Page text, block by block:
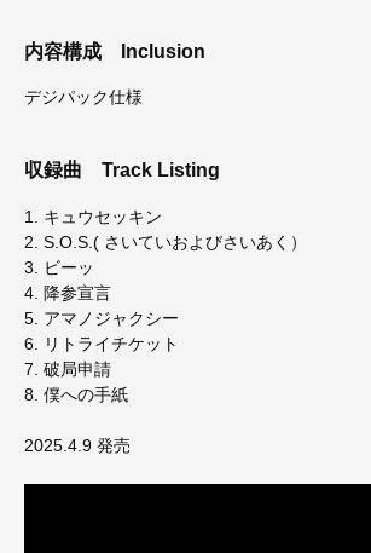
内容構成 Inclusion
デジパック仕様
収録曲 Track Listing
1. キュウセッキン
2. S.O.S.( さいていおよびさいあく）
3. ビーッ
4. 降参宣言
5. アマノジャクシー
6. リトライチケット
7. 破局申請
8. 僕への手紙
2025.4.9 発売